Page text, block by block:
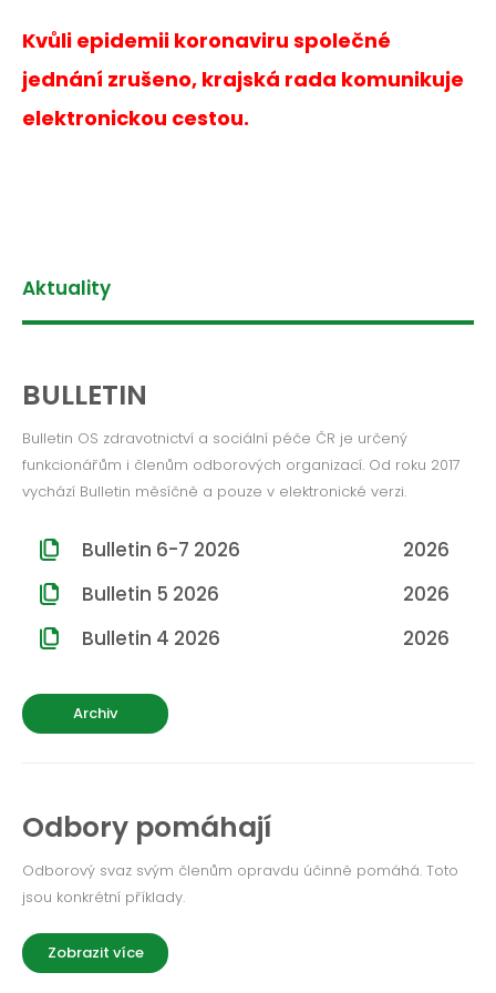
Kvůli epidemii koronaviru společné
jednání zrušeno, krajská rada komunikuje
elektronickou cestou.
Aktuality
BULLETIN
Bulletin OS zdravotnictví a sociální péče ČR je určený
funkcionářům i členům odborových organizací. Od roku 2017
vychází Bulletin měsíčně a pouze v elektronické verzi.
Bulletin 6-7 2026
2026
Bulletin 5 2026
2026
Bulletin 4 2026
2026
Archiv
Odbory pomáhají
Odborový svaz svým členům opravdu účinně pomáhá. Toto
jsou konkrétní příklady.
Zobrazit více
ROČNÍK 2011